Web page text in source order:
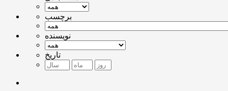
برچسب
نویسنده
تاریخ